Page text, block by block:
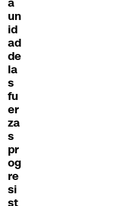
un
id
ad
de
la
s
fu
er
za
s
pr
og
re
si
st